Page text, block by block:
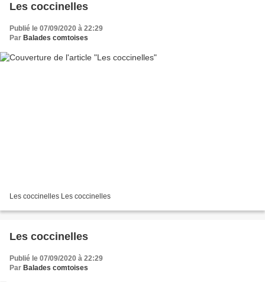
Les coccinelles
Publié le 07/09/2020 à 22:29
Par Balades comtoises
Les coccinelles Les coccinelles
Les coccinelles
Publié le 07/09/2020 à 22:29
Par Balades comtoises